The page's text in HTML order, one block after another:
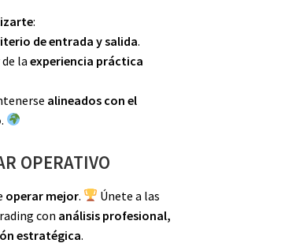
:
de entrada y salida.
de laexperiencia práctica
alineados con el
.
OPERATIVO
operar mejor.
Únete a las
con análisis profesional,
estratégica.